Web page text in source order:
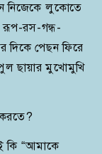
নিজেকে লুকোতে
রূপ-রস-গন্ধ-
দিকে পেছন ফিরে
ছায়ার মুখোমুখি
কি “আমাকে